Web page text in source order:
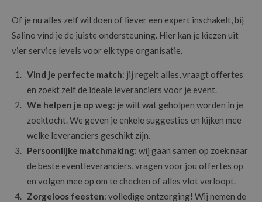
Of je nu alles zelf wil doen of liever een expert inschakelt, bij
Salino vind je de juiste ondersteuning. Hier kan je kiezen uit
vier service levels voor elk type organisatie.
Vind je perfecte match: jij regelt alles, vraagt offertes
en zoekt zelf de ideale leveranciers voor je event.
We helpen je op weg: je wilt wat geholpen worden in je
zoektocht. We geven je enkele suggesties en kijken mee
welke leveranciers geschikt zijn.
Persoonlijke matchmaking: wij gaan samen op zoek naar
de beste eventleveranciers, vragen voor jou offertes op
en volgen mee op om te checken of alles vlot verloopt.
Zorgeloos feesten: volledige ontzorging! Wij nemen de